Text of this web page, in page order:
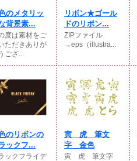
のメタリッ
背景素...
度は素材をご
ただきありが
ござ...
リボン★ゴール
ドのリボン...
ZIPファイル
→eps（illustra...
のリボンの
ックフ...
ックフライデ
寅 虎 筆文
字 金色
寅 虎 筆文字